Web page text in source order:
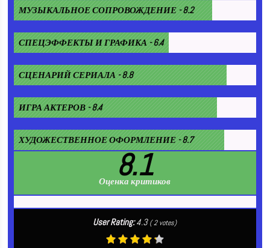
МУЗЫКАЛЬНОЕ СОПРОВОЖДЕНИЕ - 8.2
СПЕЦЭФФЕКТЫ И ГРАФИКА - 6.4
СЦЕНАРИЙ СЕРИАЛА - 8.8
ИГРА АКТЕРОВ - 8.4
ХУДОЖЕСТВЕННОЕ ОФОРМЛЕНИЕ - 8.7
8.1
Оценка критиков
User Rating:4.3 (2votes)